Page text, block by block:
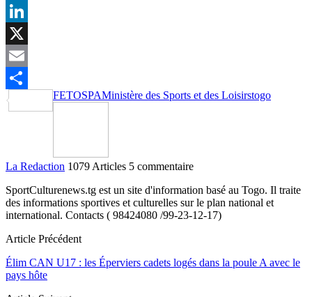
Facebook
LinkedIn
X
Email
Partager
FETOSPAMinistère des Sports et des Loisirstogo
La Redaction 1079 Articles 5 commentaire
SportCulturenews.tg est un site d'information basé au Togo. Il traite
des informations sportives et culturelles sur le plan national et
international. Contacts ( 98424080 /99-23-12-17)
Article Précédent
Élim CAN U17 : les Éperviers cadets logés dans la poule A avec le
pays hôte